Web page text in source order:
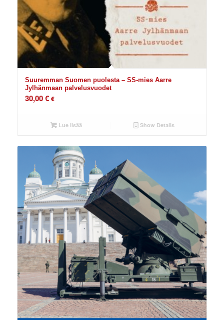
Suuremman Suomen puolesta – SS-mies Aarre
Jylhänmaan palvelusvuodet
30,00€ €
Lue lisää Show Details